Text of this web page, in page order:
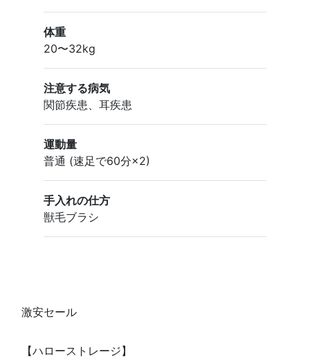
体重
20〜32kg
注意する病気
関節疾患、耳疾患
運動量
普通 (速足で60分×2)
手入れの仕方
獣毛ブラシ
激安セール
【ハローストレージ】